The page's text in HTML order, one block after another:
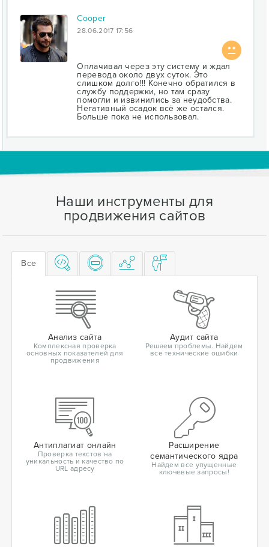
Cooper
28.06.2017 17:56
Оплачивал через эту систему и ждал
перевода около двух суток. Это
слишком долго!!! Конечно обратился в
службу поддержки, но там сразу
помогли и извинились за неудобства.
Негативный осадок всё же остался.
Больше пока не использовал.
Наши инструменты для
продвижения сайтов
Все
Анализ сайта
Комплексная проверка
основных показателей для
продвижения
Аудит сайта
Решаем проблемы. Найдем
все технические ошибки
Антиплагиат онлайн
Проверка текстов на
уникальность и качество по
URL адресу
Расширение
семантического ядра
Найдем все упущенные
ключевые запросы!